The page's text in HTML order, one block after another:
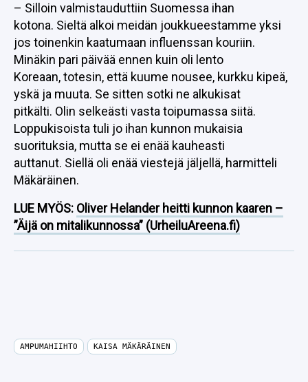
– Silloin valmistauduttiin Suomessa ihan
kotona. Sieltä alkoi meidän joukkueestamme yksi
jos toinenkin kaatumaan influenssan kouriin.
Minäkin pari päivää ennen kuin oli lento
Koreaan, totesin, että kuume nousee, kurkku kipeä,
yskä ja muuta. Se sitten sotki ne alkukisat
pitkälti. Olin selkeästi vasta toipumassa siitä.
Loppukisoista tuli jo ihan kunnon mukaisia
suorituksia, mutta se ei enää kauheasti
auttanut. Siellä oli enää viestejä jäljellä, harmitteli
Mäkäräinen.
LUE MYÖS: Oliver Helander heitti kunnon kaaren –
”Äijä on mitalikunnossa” (UrheiluAreena.fi)
AMPUMAHIIHTO KAISA MÄKÄRÄINEN